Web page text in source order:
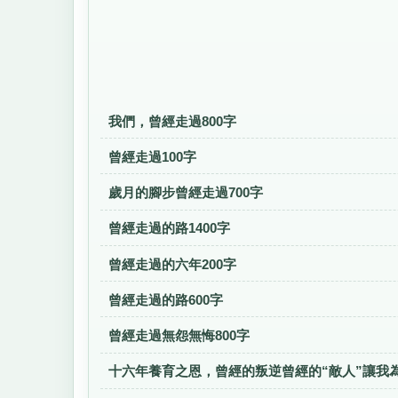
我們，曾經走過800字
曾經走過100字
歲月的腳步曾經走過700字
曾經走過的路1400字
曾經走過的六年200字
曾經走過的路600字
曾經走過無怨無悔800字
十六年養育之恩，曾經的叛逆曾經的“敵人”讓我